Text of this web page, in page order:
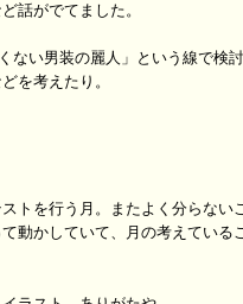
話がでてました。
ない男装の麗人」という線で検
トを行う月。またよく分らない
動かしていて、月の考えている